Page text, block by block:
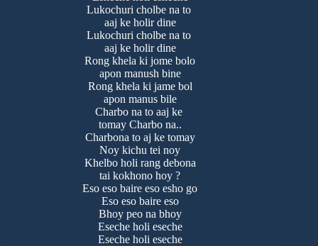
Lukochuri cholbe na to
aaj ke holir dine
Lukochuri cholbe na to
aaj ke holir dine
Rong khela ki jome bolo
apon manush bine
Rong khela ki jame bol
apon manus bile
Charbo na to aaj ke
tomay Charbo na..
Charbona to aj ke tomay
Noy kichu tei noy
Khelbo holi rang debona
tai kokhono hoy ?
Eso eso baire eso esho go
Eso eso baire eso
Bhoy peo na bhoy
Eseche holi eseche
Eseche holi eseche